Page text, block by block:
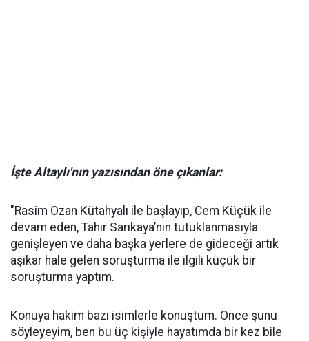
İşte Altaylı'nın yazısından öne çıkanlar:
"Rasim Ozan Kütahyalı ile başlayıp, Cem Küçük ile
devam eden, Tahir Sarıkaya’nın tutuklanmasıyla
genişleyen ve daha başka yerlere de gideceği artık
aşikar hale gelen soruşturma ile ilgili küçük bir
soruşturma yaptım.
Konuya hakim bazı isimlerle konuştum. Önce şunu
söyleyeyim, ben bu üç kişiyle hayatımda bir kez bile